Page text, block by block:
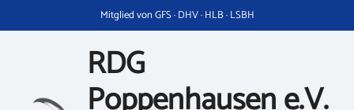
Inhalt
Mitglied von GFS · DHV · HLB · LSBH
RDG